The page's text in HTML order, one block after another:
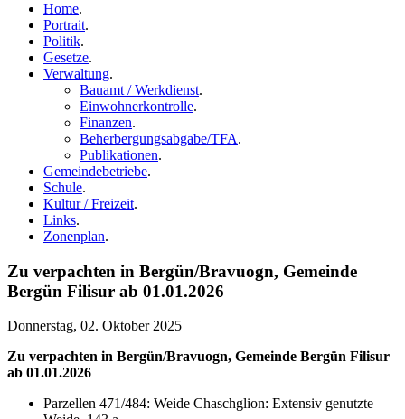
Home.
Portrait.
Politik.
Gesetze.
Verwaltung.
Bauamt / Werkdienst.
Einwohnerkontrolle.
Finanzen.
Beherbergungsabgabe/TFA.
Publikationen.
Gemeindebetriebe.
Schule.
Kultur / Freizeit.
Links.
Zonenplan.
Zu verpachten in Bergün/Bravuogn, Gemeinde
Bergün Filisur ab 01.01.2026
Donnerstag, 02. Oktober 2025
Zu verpachten in Bergün/Bravuogn, Gemeinde Bergün Filisur
ab 01.01.2026
Parzellen 471/484: Weide Chaschglion: Extensiv genutzte